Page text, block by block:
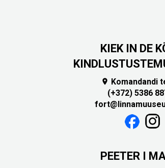
KIEK IN DE
 Komandandi
(+372) 5386
PEETER I